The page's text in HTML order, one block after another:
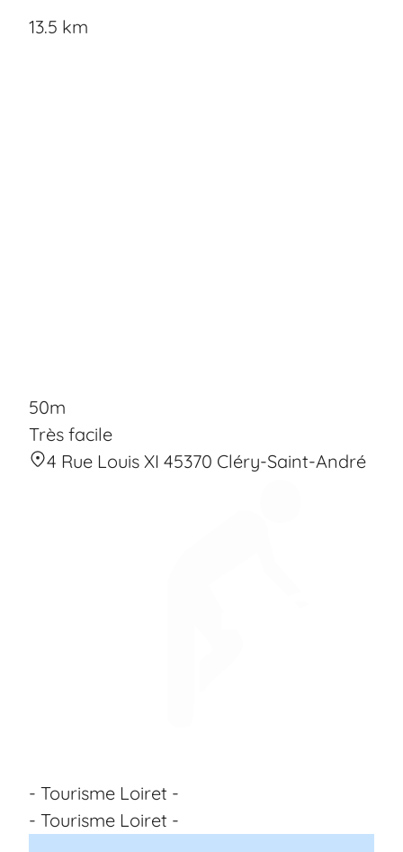
13.5 km
50m
Très facile
4 Rue Louis XI 45370 Cléry-Saint-André
- Tourisme Loiret -
- Tourisme Loiret -